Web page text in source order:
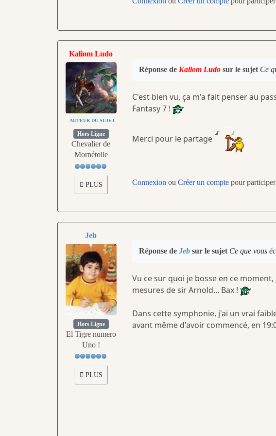
Kaliom Ludo
AUTEUR DU SUJET
Hors Ligne
Chevalier de
Mornétoile
PLUS
Réponse de Kaliom Ludosur le sujet Ce
C'est bien vu, ça m'a fait penser au
Fantasy 7 !
Merci pour le partage
Connexion ou Créer un comptepour participer
Jeb
Hors Ligne
El Tigre numero
Uno !
PLUS
Réponse de Jebsur le sujet Ce que vous
Vu ce sur quoi je bosse en ce
mesures de sir Arnold... Bax !
Dans cette symphonie, j'ai un vrai
avant même d'avoir commencé, en